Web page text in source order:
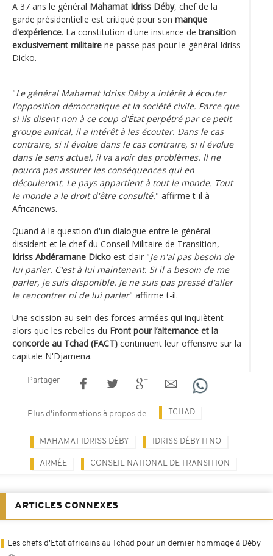
A 37 ans le général Mahamat Idriss Déby, chef de la
garde présidentielle est critiqué pour son manque
d'expérience. La constitution d'une instance detransition
exclusivement militaire ne passe pas pour le général Idriss
Dicko.
"Le général Mahamat Idriss Déby a intérêt à écouter
l'opposition démocratique et la société civile. Parce que
si ils disent non à ce coup d'État perpétré par ce petit
groupe amical, il a intérêt à les écouter. Dans le cas
contraire, si il évolue dans le cas contraire, si il évolue
dans le sens actuel, il va avoir des problèmes. Il ne
pourra pas assurer les conséquences qui en
découleront. Le pays appartient à tout le monde. Tout
le monde a le droit d'être consulté." affirme t-il à
Africanews.
Quand à la question d'un dialogue entre le général
dissident et le chef du Conseil Militaire de Transition,
Idriss Abdéramane Dicko est clair "Je n'ai pas besoin de
lui parler. C'est à lui maintenant. Si il a besoin de me
parler, je suis disponible. Je ne suis pas pressé d'aller
le rencontrer ni de lui parler" affirme t-il.
Une scission au sein des forces armées qui inquiètent
alors que les rebelles du Front pour l’alternance et la
concorde au Tchad (FACT) continuent leur offensive sur la
capitale N'Djamena.
Partager
Plus d'informations à propos de TCHAD
MAHAMAT IDRISS DÉBY IDRISS DÉBY ITNO
ARMÉE CONSEIL NATIONAL DE TRANSITION
ARTICLES CONNEXES
Les chefs d'Etat africains au Tchad pour un dernier hommage à Déby